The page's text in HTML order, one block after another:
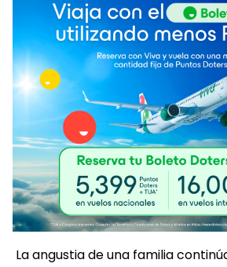
La angustia de una familia